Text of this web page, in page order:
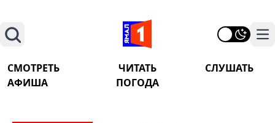
Поиск
СМОТРЕТЬ ЧИТАТЬ
СЛУШАТЬ
АФИША
ПОГОДА